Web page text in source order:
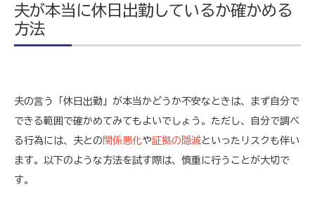
夫が本当に休日出勤しているか確かめる
方法
夫の言う「休日出勤」が本当かどうか不安なときは、まず自分で
できる範囲で確かめてみてもよいでしょう。ただし、自分で調べ
る行為には、夫との関係悪化や証拠の隠滅といったリスクも伴い
ます。以下のような方法を試す際は、慎重に行うことが大切で
す。